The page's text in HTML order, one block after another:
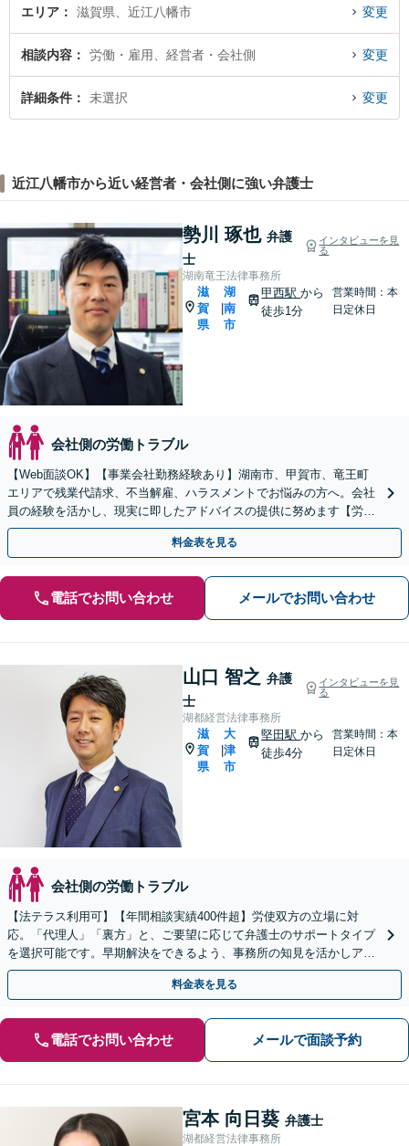
エリア 滋賀県、近江八幡市 変更
相談内容 労働・雇用、経営者・会社側 変更
詳細条件 未選択 変更
近江八幡市から近い経営者・会社側に強い弁護士
勢川 琢也 弁護
士
インタビューを見
る
湖南竜王法律事務所
滋
賀
県
湖
南
市
甲西駅から
徒歩1分
営業時間：本
日定休日
会社側の労働トラブル
【Web面談OK】【事業会社勤務経験あり】湖南市、甲賀市、竜王町
エリアで残業代請求、不当解雇、ハラスメントでお悩みの方へ。会社
員の経験を活かし、現実に即したアドバイスの提供に努めます【労使
双方に対応】【甲西駅1分】
料金表を見る
電話でお問い合わせ メールでお問い合わせ
山口 智之 弁護
士
インタビューを見
る
湖都経営法律事務所
滋
賀
県
大
津
市
堅田駅から
徒歩4分
営業時間：本
日定休日
会社側の労働トラブル
【法テラス利用可】【年間相談実績400件超】労使双方の立場に対
応。「代理人」「裏方」と、ご要望に応じて弁護士のサポートタイプ
を選択可能です。早期解決をできるよう、事務所の知見を活かしアド
バイスいたします【堅田駅4分】【無料駐車場あり】
料金表を見る
電話でお問い合わせ メールで面談予約
宮本 向日葵 弁護士
湖都経営法律事務所